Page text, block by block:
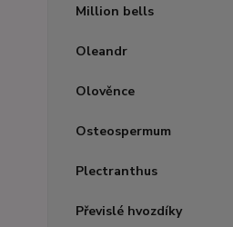
Million bells
Oleandr
Olověnce
Osteospermum
Plectranthus
Převislé hvozdíky